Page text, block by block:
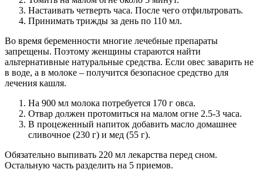
Настаивать четверть часа. После чего отфильтровать.
Принимать трижды за день по 110 мл.
Во время беременности многие лечебные препараты
запрещены. Поэтому женщины стараются найти
альтернативные натуральные средства. Если овес заварить не
в воде, а в молоке – получится безопасное средство для
лечения кашля.
На 900 мл молока потребуется 170 г овса.
Отвар должен протомиться на малом огне 2.5-3 часа.
В процеженный напиток добавить масло домашнее
сливочное (230 г) и мед (55 г).
Обязательно выпивать 220 мл лекарства перед сном.
Остальную часть разделить на 5 приемов.